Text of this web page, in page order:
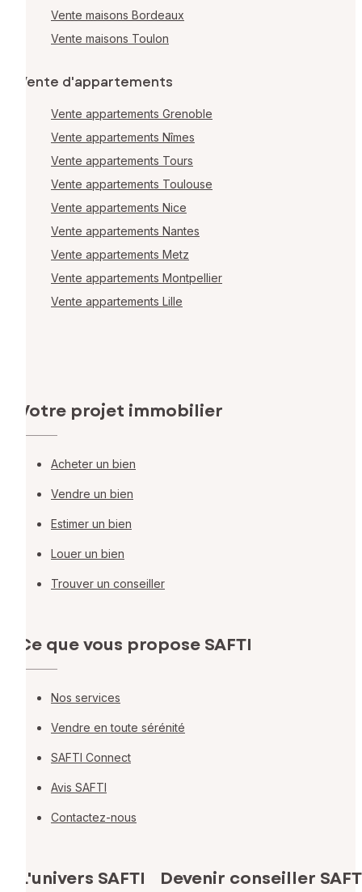
Vente maisons Bordeaux
Vente maisons Toulon
Vente d'appartements
Vente appartements Grenoble
Vente appartements Nîmes
Vente appartements Tours
Vente appartements Toulouse
Vente appartements Nice
Vente appartements Nantes
Vente appartements Metz
Vente appartements Montpellier
Vente appartements Lille
Votre projet immobilier
Acheter un bien
Vendre un bien
Estimer un bien
Louer un bien
Trouver un conseiller
Ce que vous propose SAFTI
Nos services
Vendre en toute sérénité
SAFTI Connect
Avis SAFTI
Contactez-nous
L'univers SAFTI Devenir conseiller